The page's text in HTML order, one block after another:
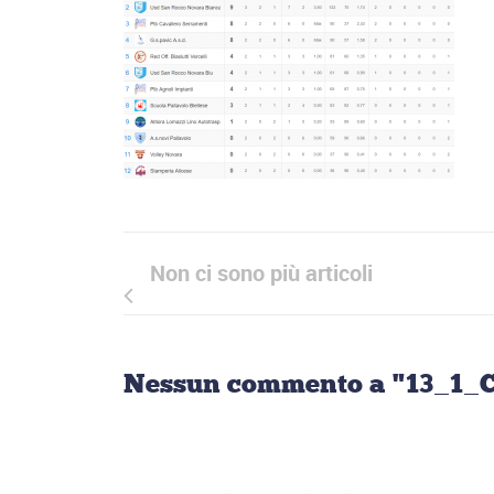
Non ci sono più articoli
Nessun commento a